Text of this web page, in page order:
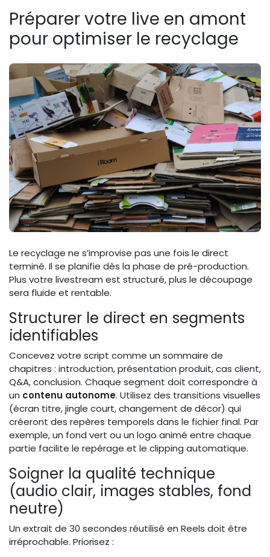
Préparer votre live en amont
pour optimiser le recyclage
Le recyclage ne s’improvise pas une fois le direct
terminé. Il se planifie dès la phase de pré-production.
Plus votre livestream est structuré, plus le découpage
sera fluide et rentable.
Structurer le direct en segments
identifiables
Concevez votre script comme un sommaire de
chapitres : introduction, présentation produit, cas client,
Q&A, conclusion. Chaque segment doit correspondre à
un contenu autonome. Utilisez des transitions visuelles
(écran titre, jingle court, changement de décor) qui
créeront des repères temporels dans le fichier final. Par
exemple, un fond vert ou un logo animé entre chaque
partie facilite le repérage et le clipping automatique.
Soigner la qualité technique
(audio clair, images stables, fond
neutre)
Un extrait de 30 secondes réutilisé en Reels doit être
irréprochable. Priorisez :